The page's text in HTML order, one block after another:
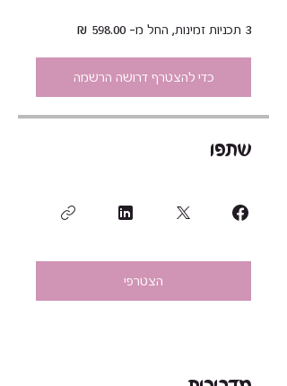
3 תכניות זמינות, החל מ- ‏598.00 ‏₪
כדי להצטרף דרושה הרשמה
שתפו
הצטרפי